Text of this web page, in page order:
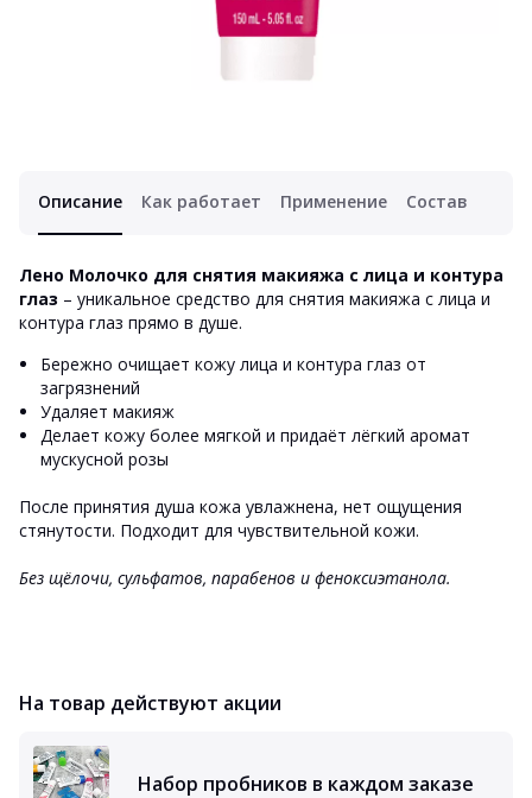
Описание Как работает Применение Состав
Лено Молочко для снятия макияжа с лица и контура
глаз – уникальное средство для снятия макияжа с лица и
контура глаз прямо в душе.
Бережно очищает кожу лица и контура глаз от
загрязнений
Удаляет макияж
Делает кожу более мягкой и придаёт лёгкий аромат
мускусной розы
После принятия душа кожа увлажнена, нет ощущения
стянутости. Подходит для чувствительной кожи.
Без щёлочи, сульфатов, парабенов и феноксиэтанола.
На товар действуют акции
Набор пробников в каждом заказе